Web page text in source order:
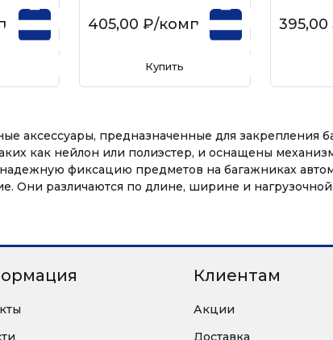
405,00 ₽/компл
Купить
395,00
аксессуары, предназначенные для закрепления
как нейлон или полиэстер, и оснащены
фиксацию предметов на багажниках
различаются по длине, ширине и нагрузочной
Клиентам
Акции
Доставка